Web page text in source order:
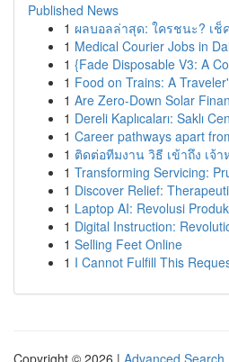
Published News
1 ผลบอลล่าสุด: ใครชนะ? เช็
1 Medical Courier Jobs in
1 {Fade Disposable V3: A
1 Food on Trains: A
1 Are Zero-Down Solar
1 Dereli Kaplıcaları: Saklı
1 Career pathways apart
1 ติดต่อทีมงาน วิธี เข้าถึง เจ้
1 Transforming Servicing:
1 Discover Relief:
1 Laptop AI: Revolusi
1 Digital Instruction:
1 Selling Feet Online
1 I Cannot Fulfill This
Copyright © 2026 | Advanced Search